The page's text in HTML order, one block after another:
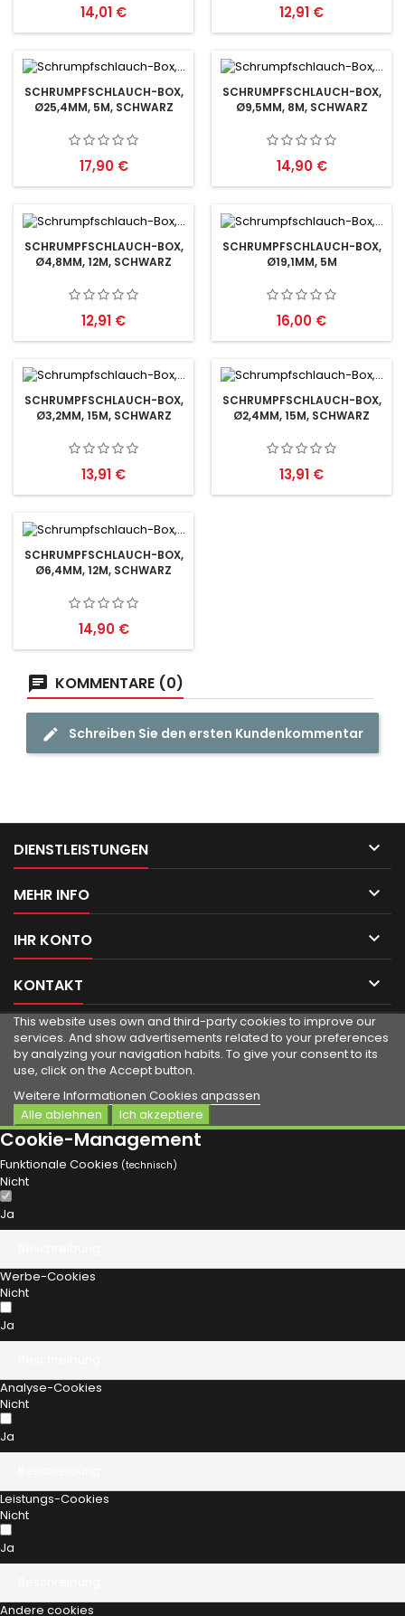
Preis
14,01 € Preis
12,91 €
SCHRUMPFSCHLAUCH-BOX,
Ø25,4MM, 5M, SCHWARZ
Preis
17,90 €
SCHRUMPFSCHLAUCH-BOX,
Ø9,5MM, 8M, SCHWARZ
Preis
14,90 €
SCHRUMPFSCHLAUCH-BOX,
Ø4,8MM, 12M, SCHWARZ
Preis
12,91 €
SCHRUMPFSCHLAUCH-BOX,
Ø19,1MM, 5M
Preis
16,00 €
SCHRUMPFSCHLAUCH-BOX,
Ø3,2MM, 15M, SCHWARZ
Preis
13,91 €
SCHRUMPFSCHLAUCH-BOX,
Ø2,4MM, 15M, SCHWARZ
Preis
13,91 €
SCHRUMPFSCHLAUCH-BOX,
Ø6,4MM, 12M, SCHWARZ
Preis
14,90 €
KOMMENTARE (0)
Schreiben Sie den ersten Kundenkommentar
DIENSTLEISTUNGEN 
MEHR INFO 
IHR KONTO 
KONTAKT 
This website uses own and third-party cookies to improve our
services. And show advertisements related to your preferences
by analyzing your navigation habits. To give your consent to its
use, click on the Accept button.
Weitere Informationen Cookies anpassen
Alle ablehnen
Ich akzeptiere
Cookie-Management
Funktionale Cookies (technisch)
Nicht
Ja
Werbe-Cookies
Nicht
Ja
Analyse-Cookies
Nicht
Ja
Leistungs-Cookies
Nicht
Ja
Andere cookies